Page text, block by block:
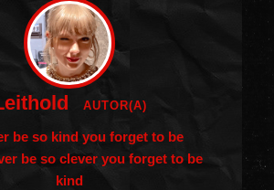
AUTOR(A)
be so kind you forget to be
be so clever you forget to be
kind